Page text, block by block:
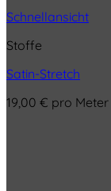
Schnellansicht
Stoffe
Satin-Stretch
19,00 € pro Meter